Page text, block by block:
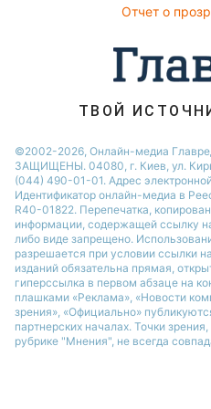
Отчет о
ТВОЙ
©2002-2026, Онлайн-медиа
ЗАЩИЩЕНЫ. 04080, г. Киев, ул.
(044) 490-01-01. Адрес
Идентификатор онлайн-медиа в
R40-01822. Перепечатка,
информации, содержащей ссылку
либо виде запрещено.
разрешается при условии ссылки
изданий обязательна прямая,
гиперссылка в первом абзаце на
плашками «Реклама», «Новости
зрения», «Официально»
партнерских началах. Точки
рубрике "Мнения", не всегда